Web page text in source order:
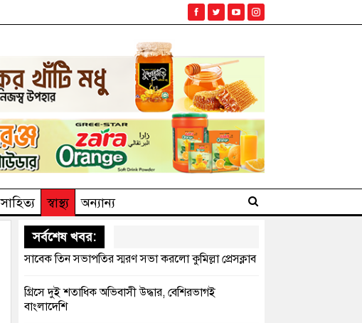
সাহিত‌্য স্বাস্থ্য
অন্যান্য
সর্বশেষ খবর:
সাবেক তিন সভাপতির স্মরণ সভা করলো কুমিল্লা প্রেসক্লাব
গ্রিসে দুই শতাধিক অভিবাসী উদ্ধার, বেশিরভাগই
বাংলাদেশি